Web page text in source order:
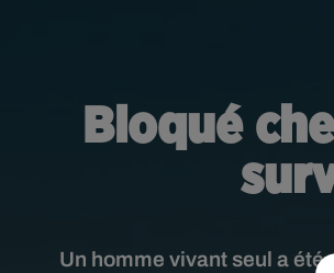
Bloqué
Un homme vivant seul a